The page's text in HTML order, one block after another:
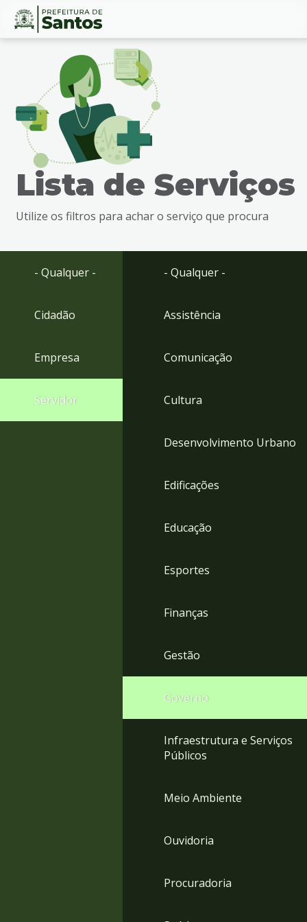
Ir
busca
Ir
Conteúdo
Lista de Serviços
Utilize os filtros para achar o serviço que procura
- Qualquer -
Cidadão
Empresa
Servidor
- Qualquer -
Assistência
Comunicação
Cultura
Desenvolvimento Urbano
Edificações
Educação
Esportes
Finanças
Gestão
Governo
Infraestrutura e Serviços
Públicos
Meio Ambiente
Ouvidoria
Procuradoria